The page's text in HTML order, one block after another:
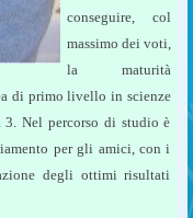
conseguire, col
massimo dei voti,
la maturità
di primo livello in scienze
Nel percorso di studio è
per gli amici, con i
degli ottimi risultati